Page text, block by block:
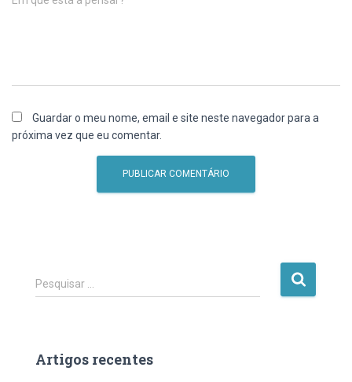
Guardar o meu nome, email e site neste navegador para a
próxima vez que eu comentar.
P
e
i
Pesquisar …
Artigos recentes